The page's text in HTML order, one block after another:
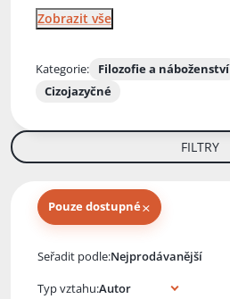
Zobrazit vše
Kategorie: Filozofie a náboženství
Cizojazyčné
FILTRY
Pouze dostupné×
Seřadit podle:
Typ vztahu: